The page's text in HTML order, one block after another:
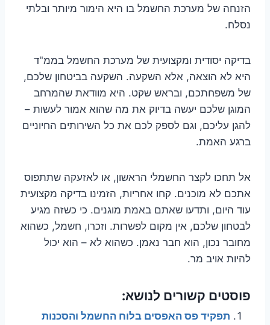
הזנחה של מערכת החשמל בו היא הימור מיותר ובלתי
נסלח.
בדיקה יסודית ומקצועית של מערכת החשמל בממ"ד
היא לא הוצאה, אלא השקעה. השקעה בביטחון שלכם,
של משפחתכם, ובראש שקט. היא מוודאת שהמרחב
המוגן שלכם יעשה בדיוק את מה שהוא אמור לעשות –
להגן עליכם, וגם לספק לכם את כל השירותים החיוניים
ברגע האמת.
אל תחכו לקצר החשמלי הראשון, או לאזעקה שתתפוס
אתכם לא מוכנים. קחו אחריות, הזמינו בדיקה מקצועית
עוד היום, ותדעו שאתם באמת מוגנים. כי כשזה מגיע
לבטחון שלכם, אין מקום לפשרות. וזכרו, חשמל, כשהוא
מחובר נכון, הוא חבר נאמן. כשהוא לא – הוא יכול
להיות אויב מר.
פוסטים קשורים לנושא:
תפקיד פס האפסים בלוח החשמל והסכנות